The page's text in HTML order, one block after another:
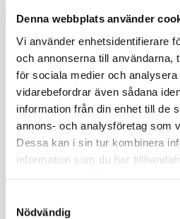
Denna webbplats använder
Vi använder enhetsidentifierare
och annonserna till användarna,
för sociala medier och
vidarebefordrar även sådana
information från din enhet till de
annons- och analysföretag som
Dessa kan i sin tur kombinera
information som du har
Nödvändig
Artnr:
1820383
EAN-kod:
3606489859985
WDE002190
Finns i lager
Registrera dig
Finns i flera färger